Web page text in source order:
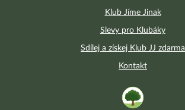
Klub Jíme Jinak
Slevy pro Klubáky
Sdílej a získej Klub JJ zdarma
Kontakt